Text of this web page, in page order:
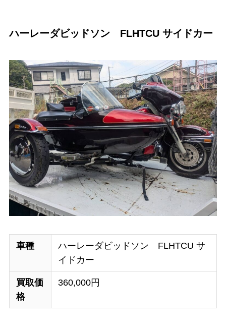
ハーレーダビッドソン FLHTCU サイドカー
車種
ハーレーダビッドソン FLHTCU サ
イドカー
買取価
格
360,000円